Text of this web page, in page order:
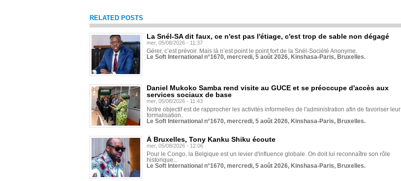
RELATED POSTS
La Snél-SA dit faux, ce n'est pas l'étiage, c'est trop de sable non dégagé
mer, 05/08/2026 - 11:37
Gérer, c’est prévoir. Mais là n’est point le point fort de la Snél-Société Anonyme.
Le Soft International n°1670, mercredi, 5 août 2026, Kinshasa-Paris, Bruxelles.
Daniel Mukoko Samba rend visite au GUCE et se préoccupe d'accès aux
services sociaux de base
mer, 05/08/2026 - 11:43
Notre objectif est de rapprocher les activités informelles de l'administration afin de favoriser leur
formalisation.
Le Soft International n°1670, mercredi, 5 août 2026, Kinshasa-Paris, Bruxelles.
À Bruxelles, Tony Kanku Shiku écoute
mer, 05/08/2026 - 12:06
Pour le Congo, la Belgique est un levier d'influence globale. On doit lui reconnaître son rôle
historique...
Le Soft International n°1670, mercredi, 5 août 2026, Kinshasa-Paris, Bruxelles.